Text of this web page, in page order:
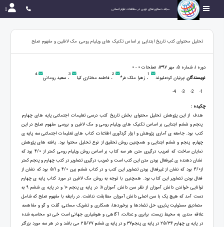
مجله دستاوردهای نوین در مطالعات علوم انسانی
تحلیل محتوای کتب تاریخ ابتدایی بر اساس تکنیک های ویلیام رومی، مک لافلین و مفهوم صلح
دوره 1، شماره 5، مهر 1397، صفحات 0 - 0
نویسندگان :پرنیان کردعلیوند 1، زهرا ملک فر* 2، فاطمه مختاری کیا 3، سعید رومانی 4
1
-
2
-
3
-
4
-
چکیده :
هدف از این پژوهش تحلیل محتوای بخش تاریخ کتب درسی تعلیمات اجتماعی پایه های چهارم،
پنجم و ششم ابتدایی بر اساس تکنیک های ویلیام رومی و مک لافین و بررسی مفهوم صلح در این
کتب بود. جامعه ی آماری پژوهش و ابزار گردآوری اطلاعات، کتاب های تعلیمات اجتماعی سه پایه ی
چهارم، پنجم و ششم ابتدایی و همچنین روش تحقیق از نوع تحلیل محتوا بود. یافته های پژوهش
نمایان ساخت که ضریب درگیری متن هر سه کتاب بر اساس روش ویلیام رومی کمتر از 4/0 بود که
نشان دهنده ی غیرفعال بودن متن این کتب است و ضریب درگیری تصاویر در کتب چهارم و پنجم کمتر
از4/0 بود که نشان از غیرفعال بودن تصاویر این کتب و در کتاب ششم بین 4/0 و 5/1 بود که نشان از
فعال بودن تصاویر این کتاب بود. همچنین با توجه به روش مک لافین در مورد کتاب پایه ی چهارم
توانایی خواندن دانش آموزان از نظر سن دانش آموزان 11، در پایه ی پنجم 10 و در پایه ی ششم 9 به
دست آمد که هیچ یک با سن اصلی دانش آموزان مطابقت نداشت. در رابطه با مفهوم صلح که شامل
مصادیق مسئولیت پذیری، حل تضادها و برخوردها، همکاری و تشریک مساعی، گفت و گو و مفاهمه،
علاقه مندی به محیط زیست، برابری و عدالت، آگاهی و هوشیاری جهانی است خی دو محاسبه شده
در پایه ی چهارم 25/36 در پایه ی پنجم37 و در پایه ی ششم 25/77 می باشد و در هر سه مورد بزرگتر